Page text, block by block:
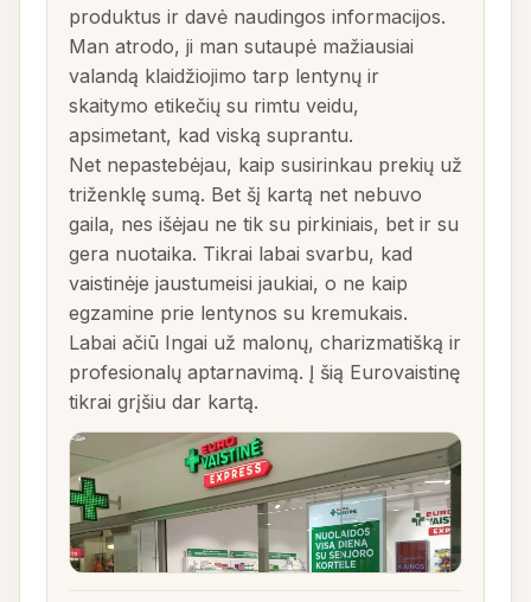
produktus ir davė naudingos informacijos.
Man atrodo, ji man sutaupė mažiausiai
valandą klaidžiojimo tarp lentynų ir
skaitymo etikečių su rimtu veidu,
apsimetant, kad viską suprantu.
Net nepastebėjau, kaip susirinkau prekių už
triženklę sumą. Bet šį kartą net nebuvo
gaila, nes išėjau ne tik su pirkiniais, bet ir su
gera nuotaika. Tikrai labai svarbu, kad
vaistinėje jaustumeisi jaukiai, o ne kaip
egzamine prie lentynos su kremukais.
Labai ačiū Ingai už malonų, charizmatišką ir
profesionalų aptarnavimą. Į šią Eurovaistinę
tikrai grįšiu dar kartą.